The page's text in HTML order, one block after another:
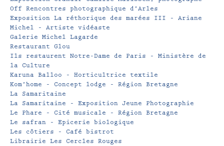
Off Rencontres photographique d’Arles
Exposition La réthorique des marées III – Ariane
Michel – Artiste vidéaste
Galerie Michel Lagarde
Restaurant Glou
Ils restaurent Notre-Dame de Paris – Ministère de
la Culture
Karuna Balloo – Horticultrice textile
Kom’home – Concept lodge – Région Bretagne
La Samaritaine
La Samaritaine – Exposition Jeune Photographie
Le Phare – Cité musicale – Région Bretagne
Le safran – Epicerie biologique
Les côtiers – Café bistrot
Librairie Les Cercles Rouges